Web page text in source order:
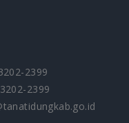
2399
2399